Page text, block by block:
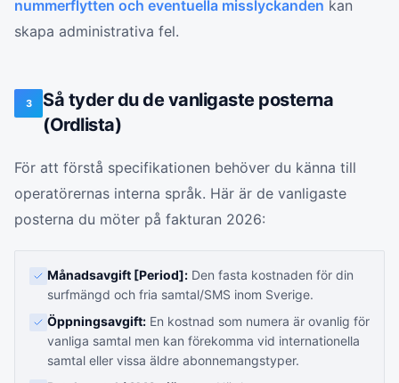
nummerflytten och eventuella misslyckanden kan
skapa administrativa fel.
3
Så tyder du de vanligaste posterna
(Ordlista)
För att förstå specifikationen behöver du känna till
operatörernas interna språk. Här är de vanligaste
posterna du möter på fakturan 2026:
Månadsavgift [Period]: Den fasta kostnaden för din
surfmängd och fria samtal/SMS inom Sverige.
Öppningsavgift: En kostnad som numera är ovanlig för
vanliga samtal men kan förekomma vid internationella
samtal eller vissa äldre abonnemangstyper.